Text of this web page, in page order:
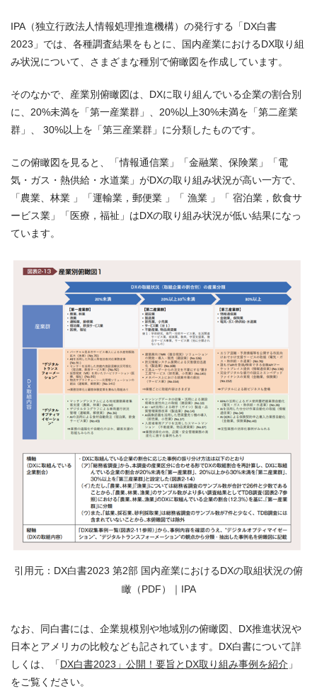
IPA（独立行政法人情報処理推進機構）の発行する「DX白書
2023」では、各種調査結果をもとに、国内産業におけるDX取り組
み状況について、さまざまな種別で俯瞰図を作成しています。
そのなかで、産業別俯瞰図は、DXに取り組んでいる企業の割合別
に、20%未満を「第一産業群」、20%以上30%未満を「第二産業
群」、 30%以上を「第三産業群」に分類したものです。
この俯瞰図を見ると、「情報通信業」「金融業、保険業」「電
気・ガス・熱供給・水道業」がDXの取り組み状況が高い一方で、
「農業、林業 」「運輸業，郵便業 」「 漁業 」「 宿泊業，飲食サ
ービス業」「医療，福祉」はDXの取り組み状況が低い結果になっ
ています。
引用元： DX白書2023 第2部 国内産業におけるDXの取組状況の俯
瞰（PDF）｜IPA
なお、同白書には、企業規模別や地域別の俯瞰図、DX推進状況や
日本とアメリカの比較なども記されています。DX白書について詳
しくは、「DX白書2023」公開！要旨とDX取り組み事例を紹介 」
をご覧ください。